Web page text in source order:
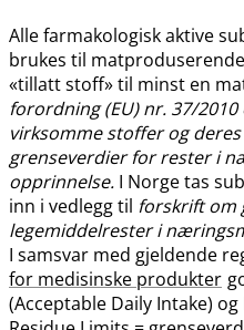
Alle farmakologisk aktive
brukes til
«tillatt stoff» til minst en
forordning (EU) nr. 37/
virksomme stoffer og
grenseverdier for rester i
opprinnelse. I Norge tas
inn i vedlegg til forskrift om
legemiddelrester i
I samsvar med gjeldende
for medisinske produkter
(Acceptable Daily Intake)